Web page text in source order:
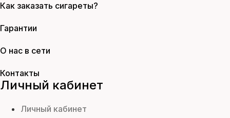
Как заказать сигареты?
Гарантии
О нас в сети
Контакты
Личный кабинет
Личный кабинет